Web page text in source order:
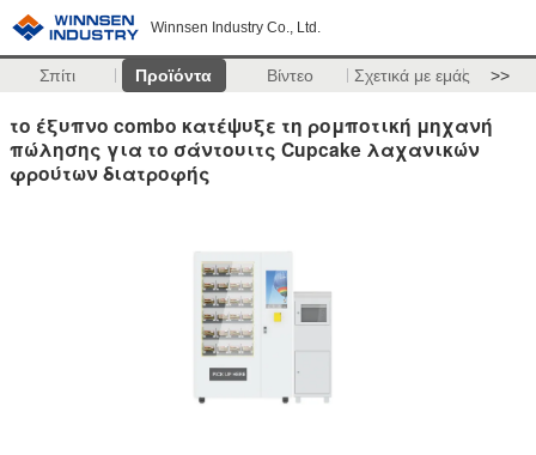
Winnsen Industry Co., Ltd.
Σπίτι Προϊόντα Βίντεο Σχετικά με εμάς >>
το έξυπνο combo κατέψυξε τη ρομποτική μηχανή
πώλησης για το σάντουιτς Cupcake λαχανικών
φρούτων διατροφής